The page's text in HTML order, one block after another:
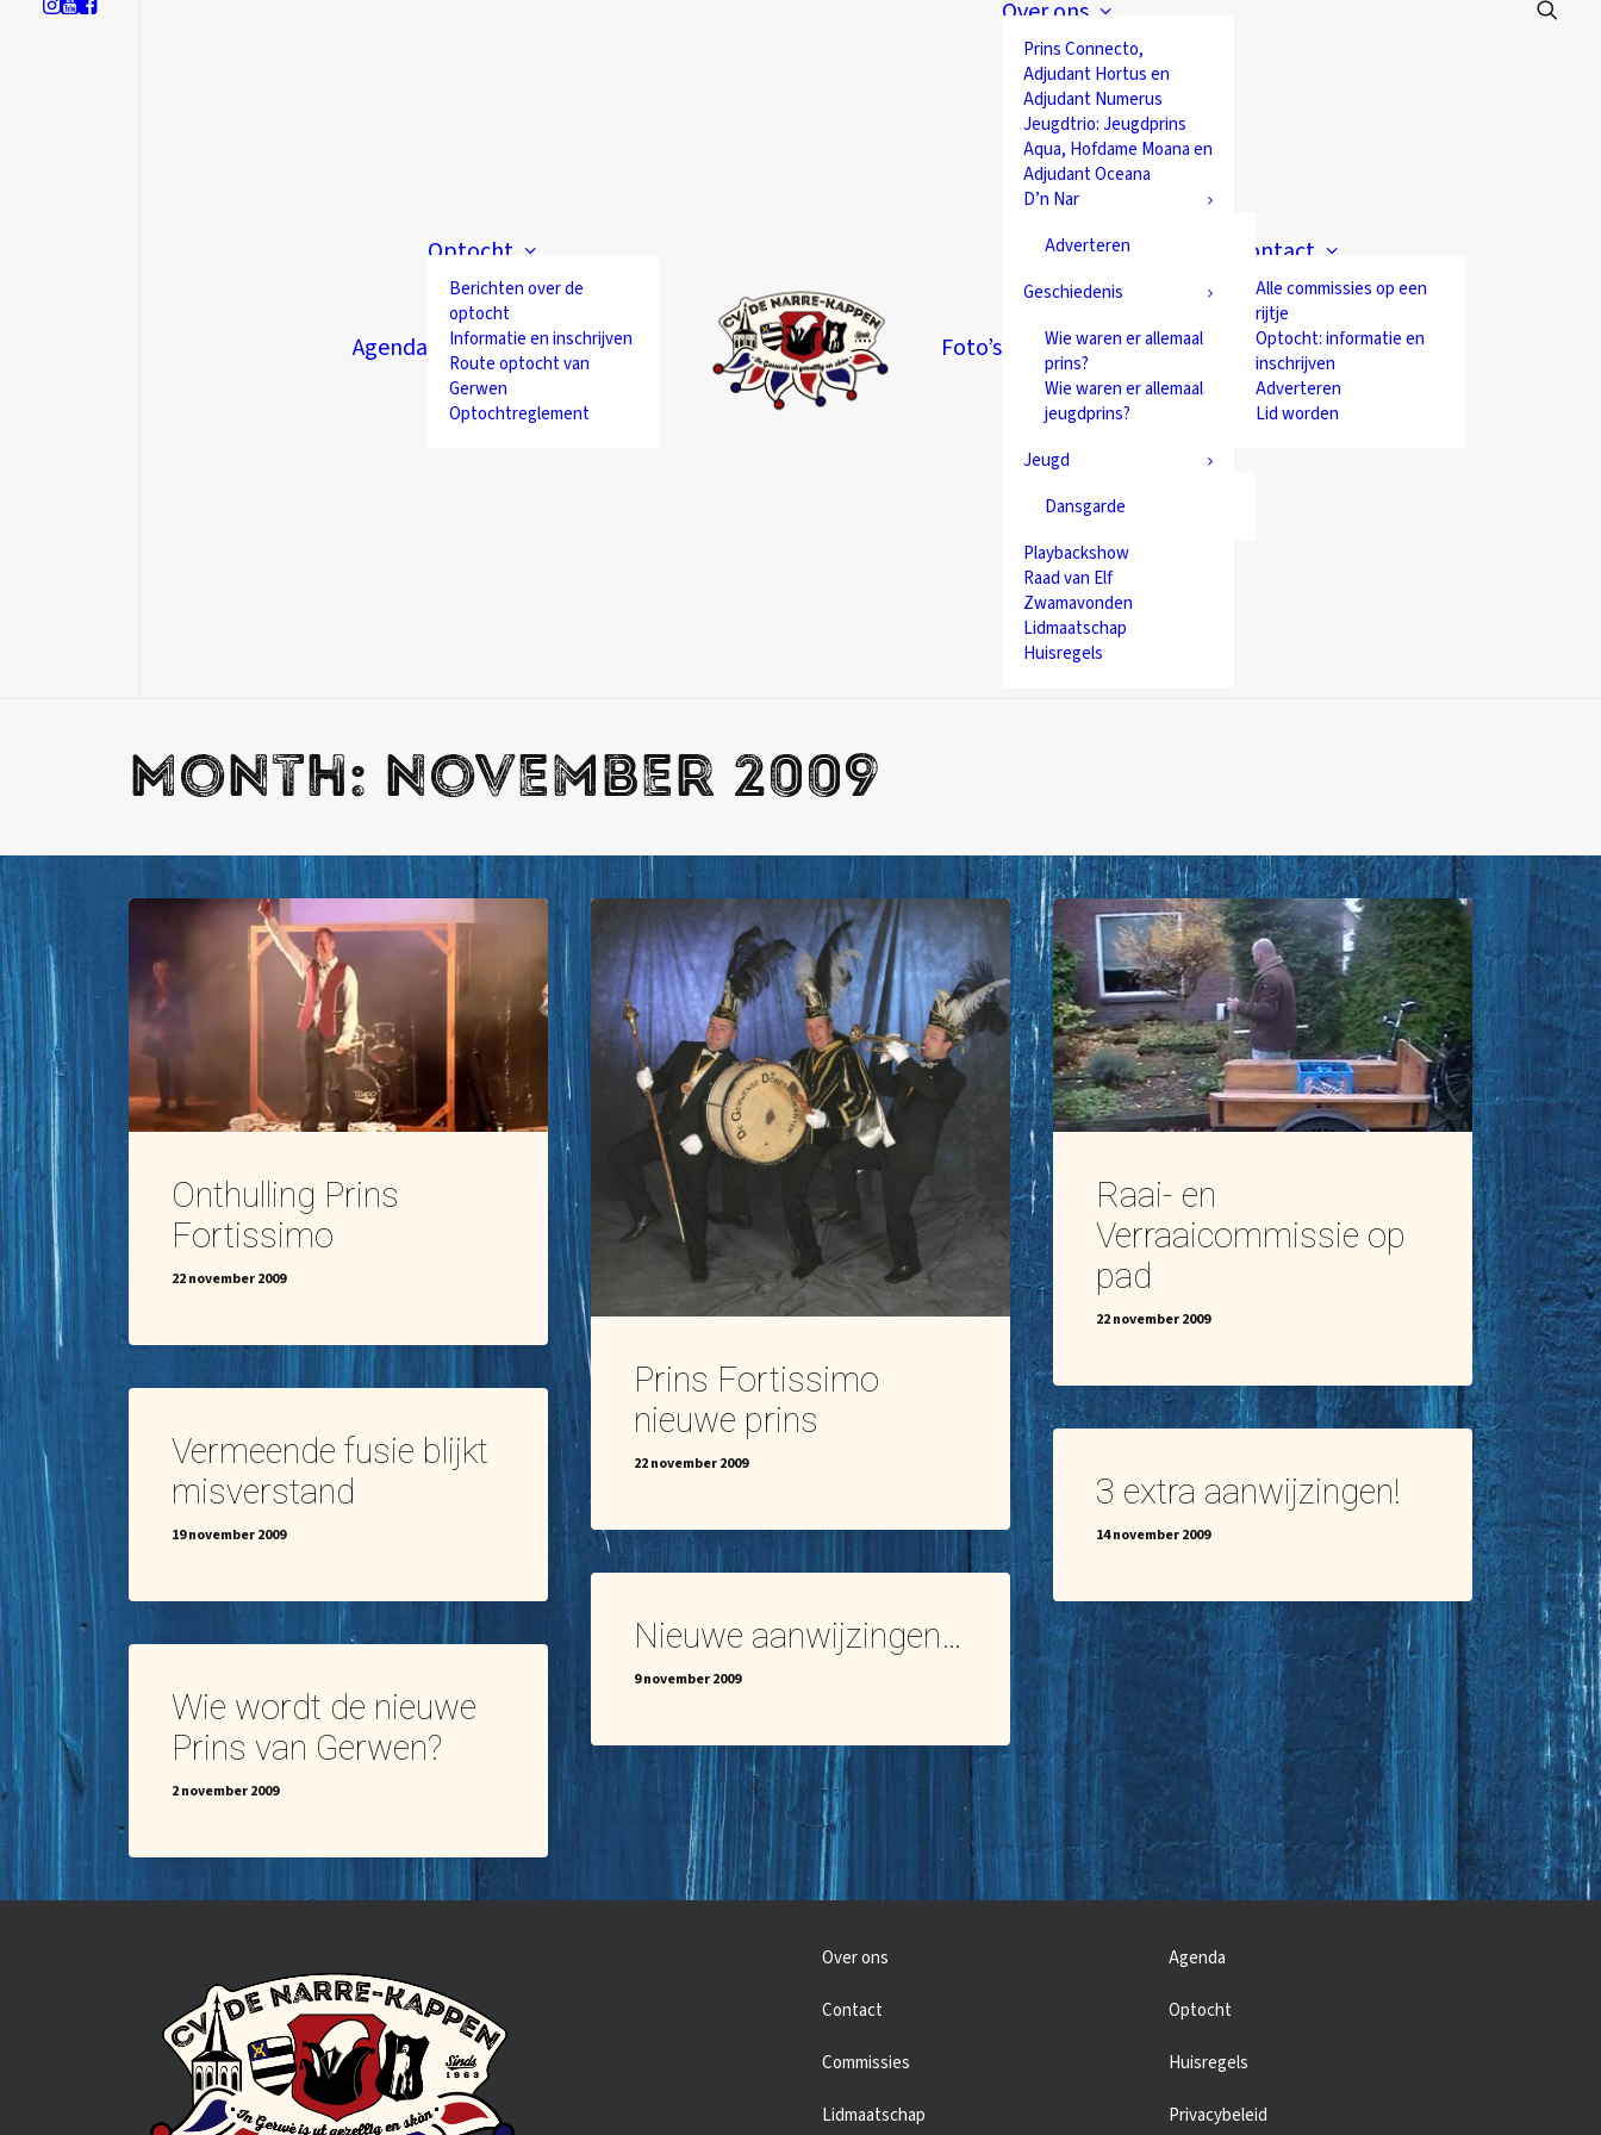
Agenda
Optocht
Berichten over de
optocht
Informatie en inschrijven
Route optocht van
Gerwen
Optochtreglement
Foto’s
Over ons
Prins Connecto,
Adjudant Hortus en
Adjudant Numerus
Jeugdtrio: Jeugdprins
Aqua, Hofdame Moana en
Adjudant Oceana
D’n Nar
Adverteren
Geschiedenis
Wie waren er allemaal
prins?
Wie waren er allemaal
jeugdprins?
Jeugd
Dansgarde
Playbackshow
Raad van Elf
Zwamavonden
Lidmaatschap
Huisregels
Contact
Alle commissies op een
rijtje
Optocht: informatie en
inschrijven
Adverteren
Lid worden
Month: november 2009
Onthulling Prins
Fortissimo
22 november 2009
Prins Fortissimo
nieuwe prins
22 november 2009
Raai- en
Verraaicommissie op
pad
22 november 2009
Vermeende fusie blijkt
misverstand
19 november 2009
3 extra aanwijzingen!
14 november 2009
Nieuwe aanwijzingen…
9 november 2009
Wie wordt de nieuwe
Prins van Gerwen?
2 november 2009
Over ons
Contact
Commissies
Lidmaatschap
Agenda
Optocht
Huisregels
Privacybeleid